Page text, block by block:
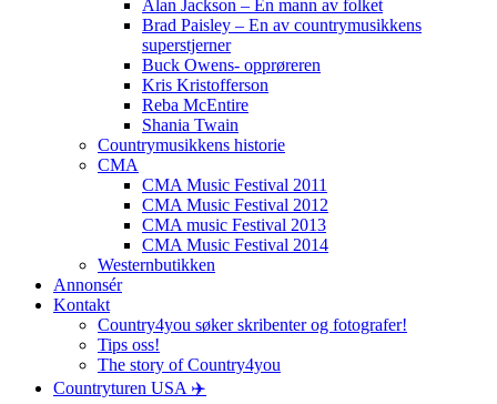
Alan Jackson – En mann av folket
Brad Paisley – En av countrymusikkens
superstjerner
Buck Owens- opprøreren
Kris Kristofferson
Reba McEntire
Shania Twain
Countrymusikkens historie
CMA
CMA Music Festival 2011
CMA Music Festival 2012
CMA music Festival 2013
CMA Music Festival 2014
Westernbutikken
Annonsér
Kontakt
Country4you søker skribenter og fotografer!
Tips oss!
The story of Country4you
Countryturen USA ✈️